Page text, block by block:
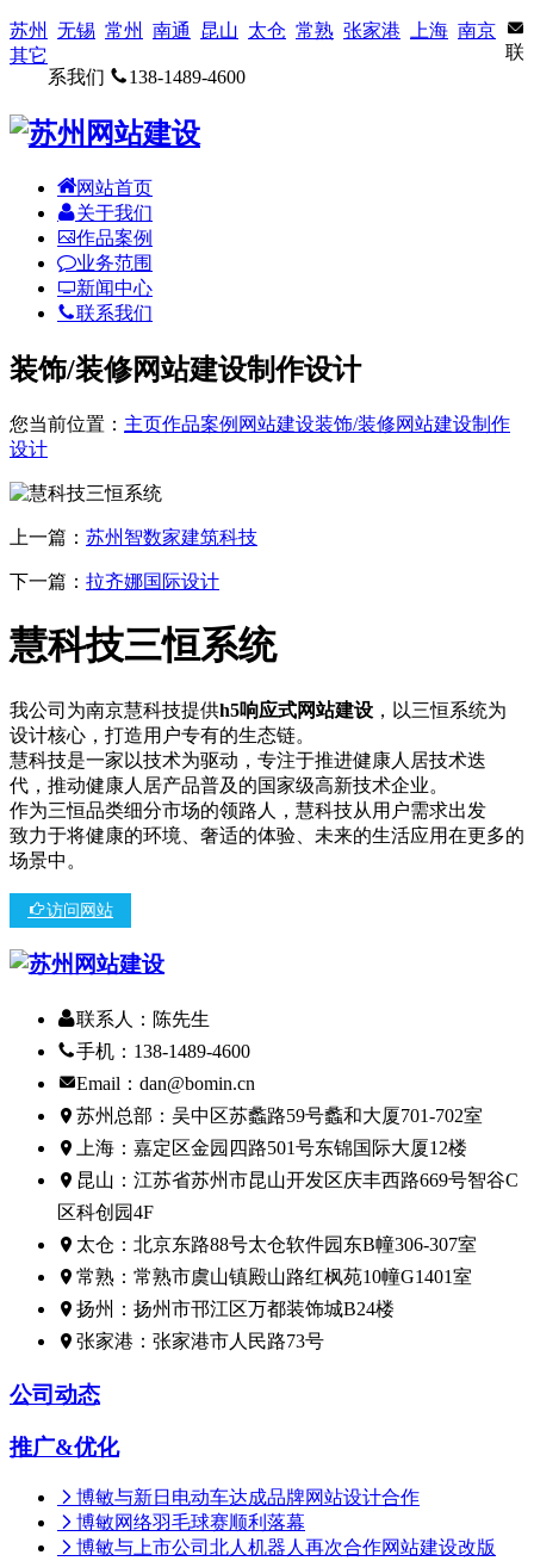
苏州 无锡 常州 南通 昆山 太仓 常熟 张家港 上海 南京
其它
联
系我们
138-1489-4600
网站首页
关于我们
作品案例
业务范围
新闻中心
联系我们
装饰/装修网站建设制作设计
您当前位置： 主页作品案例 网站建设装饰/装修网站建设制作
设计
上一篇： 苏州智数家建筑科技
下一篇： 拉齐娜国际设计
慧科技三恒系统
我公司为南京慧科技提供h5响应式网站建设 ，以三恒系统为
设计核心，打造用户专有的生态链。
慧科技是一家以技术为驱动，专注于推进健康人居技术迭
代，推动健康人居产品普及的国家级高新技术企业。
作为三恒品类细分市场的领路人，慧科技从用户需求出发
致力于将健康的环境、奢适的体验、未来的生活应用在更多的
场景中。
访问网站
联系人：陈先生
手机：138-1489-4600
Email：dan@bomin.cn
苏州总部：吴中区苏蠡路59号蠡和大厦701-702室
上海：嘉定区金园四路501号东锦国际大厦12楼
昆山：江苏省苏州市昆山开发区庆丰西路669号智谷C
区科创园4F
太仓：北京东路88号太仓软件园东B幢306-307室
常熟：常熟市虞山镇殿山路红枫苑10幢G1401室
扬州：扬州市邗江区万都装饰城B24楼
张家港：张家港市人民路73号
公司动态
推广&优化
博敏与新日电动车达成品牌网站设计合作
博敏网络羽毛球赛顺利落幕
博敏与上市公司北人机器人再次合作网站建设改版